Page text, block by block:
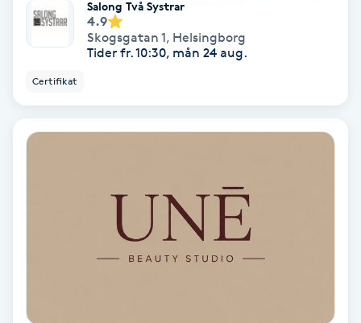
Permanent ögonbrynsmakeup
Personal shopper
Personlig tränare
Pigmentbehandling
Pigmentfläckar
Salong Två Systrar
4.9
Skogsgatan 1, Helsingborg
Tider fr. 10:30, mån 24 aug.
Certifikat